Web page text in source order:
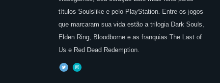
títulos Soulslike e pelo PlayStation. Entre os jogos
que marcaram sua vida estão a trilogia Dark Souls,
Elden Ring, Bloodborne e as franquias The Last of
Us e Red Dead Redemption.